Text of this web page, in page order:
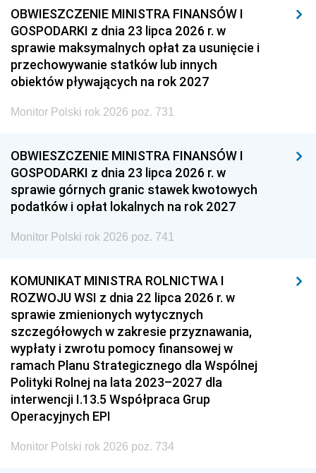
OBWIESZCZENIE MINISTRA FINANSÓW I
GOSPODARKI z dnia 23 lipca 2026 r. w
sprawie maksymalnych opłat za usunięcie i
przechowywanie statków lub innych
obiektów pływających na rok 2027
Monitor Polski rok 2026 poz. 731
OBWIESZCZENIE MINISTRA FINANSÓW I
GOSPODARKI z dnia 23 lipca 2026 r. w
sprawie górnych granic stawek kwotowych
podatków i opłat lokalnych na rok 2027
Monitor Polski rok 2026 poz. 741
KOMUNIKAT MINISTRA ROLNICTWA I
ROZWOJU WSI z dnia 22 lipca 2026 r. w
sprawie zmienionych wytycznych
szczegółowych w zakresie przyznawania,
wypłaty i zwrotu pomocy finansowej w
ramach Planu Strategicznego dla Wspólnej
Polityki Rolnej na lata 2023–2027 dla
interwencji I.13.5 Współpraca Grup
Operacyjnych EPI
Monitor Polski rok 2026 poz. 734